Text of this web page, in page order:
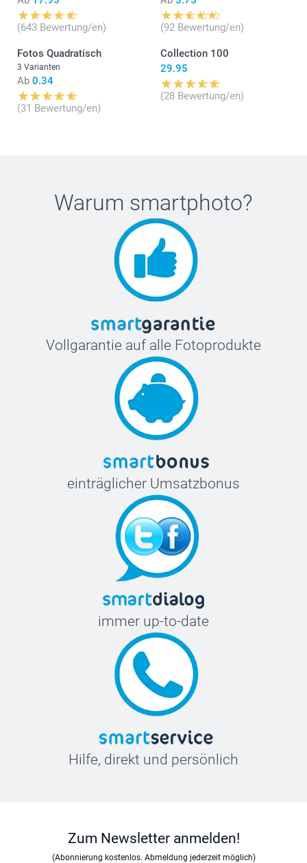
(643 Bewertung/en) (92 Bewertung/en)
Fotos Quadratisch
3 Varianten
Ab 0.34
(31 Bewertung/en)
Collection 100
29.95
(28 Bewertung/en)
Warum smartphoto?
Vollgarantie auf alle Fotoprodukte
einträglicher Umsatzbonus
immer up-to-date
Hilfe, direkt und persönlich
Zum Newsletter anmelden!
(Abonnierung kostenlos. Abmeldung jederzeit möglich)